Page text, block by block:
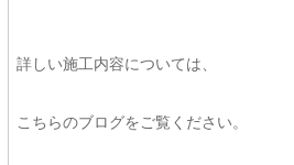
詳しい施工内容については、
こちらのブログをご覧ください。